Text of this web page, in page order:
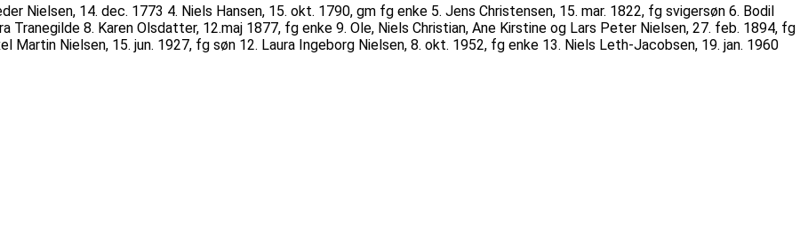
Nielsen, 14. dec. 1773 4. Niels Hansen, 15. okt. 1790, gm fg enke 5. Jens Christensen, 15. mar. 1822, fg svigersøn 6. Bodil
Tranegilde 8. Karen Olsdatter, 12.maj 1877, fg enke 9. Ole, Niels Christian, Ane Kirstine og Lars Peter Nielsen, 27. feb. 1894, fg
Martin Nielsen, 15. jun. 1927, fg søn 12. Laura Ingeborg Nielsen, 8. okt. 1952, fg enke 13. Niels Leth-Jacobsen, 19. jan. 1960